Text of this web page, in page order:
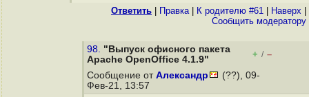
Ответить Правка| К родителю #61 Наверх
Cообщить модератору
98. "Выпуск офисного пакета
Apache OpenOffice 4.1.9"
+ / –
Сообщение от Александр
(??), 09-
Фев-21, 13:57